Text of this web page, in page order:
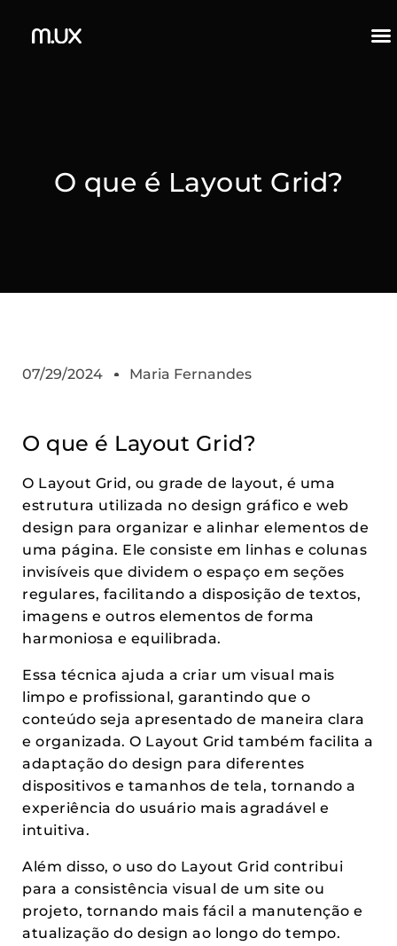
O que é Layout Grid?
07/29/2024 Maria Fernandes
O que é Layout Grid?
O Layout Grid, ou grade de layout, é uma
estrutura utilizada no design gráfico e web
design para organizar e alinhar elementos de
uma página. Ele consiste em linhas e colunas
invisíveis que dividem o espaço em seções
regulares, facilitando a disposição de textos,
imagens e outros elementos de forma
harmoniosa e equilibrada.
Essa técnica ajuda a criar um visual mais
limpo e profissional, garantindo que o
conteúdo seja apresentado de maneira clara
e organizada. O Layout Grid também facilita a
adaptação do design para diferentes
dispositivos e tamanhos de tela, tornando a
experiência do usuário mais agradável e
intuitiva.
Além disso, o uso do Layout Grid contribui
para a consistência visual de um site ou
projeto, tornando mais fácil a manutenção e
atualização do design ao longo do tempo.